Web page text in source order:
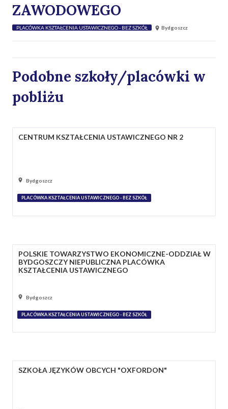
ZAWODOWEGO
PLACÓWKA KSZTAŁCENIA USTAWICZNEGO - BEZ SZKÓŁ Bydgoszcz
Podobne szkoły/placówki w
pobliżu
CENTRUM KSZTAŁCENIA USTAWICZNEGO NR 2
Bydgoszcz
PLACÓWKA KSZTAŁCENIA USTAWICZNEGO - BEZ SZKÓŁ
POLSKIE TOWARZYSTWO EKONOMICZNE-ODDZIAŁ W
BYDGOSZCZY NIEPUBLICZNA PLACÓWKA
KSZTAŁCENIA USTAWICZNEGO
Bydgoszcz
PLACÓWKA KSZTAŁCENIA USTAWICZNEGO - BEZ SZKÓŁ
SZKOŁA JĘZYKÓW OBCYCH "OXFORDON"